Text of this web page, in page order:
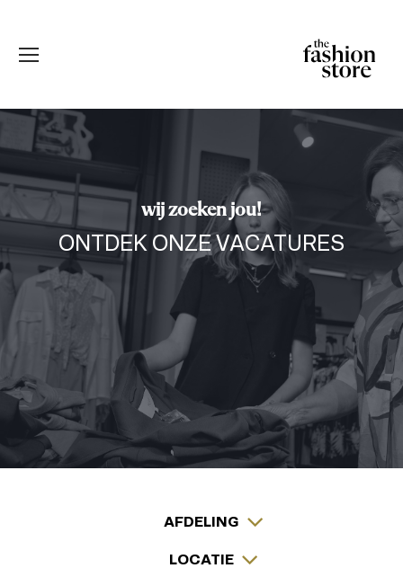
wij zoeken jou!
ONTDEK ONZE VACATURES
AFDELING
LOCATIE